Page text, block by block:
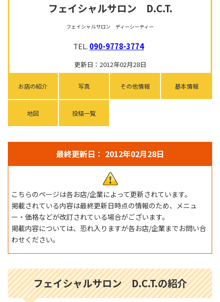
フェイシャルサロン D.C.T.
フェイシャルサロン ディーシーティー
TEL. 090-9778-3774
更新日：2012年02月28日
お店の紹介 写真 その他情報 基本情報
地図 投稿一覧
最終更新日： 2012年02月28日
こちらのページは各お店/企業によって更新されています。
掲載されている内容は最終更新日時点の情報のため、メニュ
ー・価格などが改訂されている場合がございます。
掲載内容については、恐れ入りますが各お店/企業までお問い合
わせください。
フェイシャルサロン D.C.T.の紹介